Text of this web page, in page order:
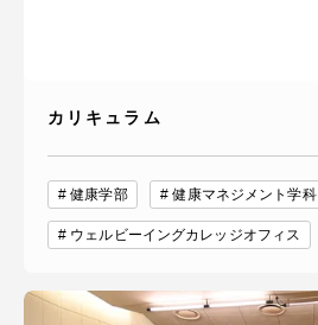
カリキュラム
健康学部 健康マネジメント学科
ウェルビーイングカレッジオフィス